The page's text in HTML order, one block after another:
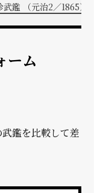
武鑑 （元治2／1865）
ーム
鑑を比較して差